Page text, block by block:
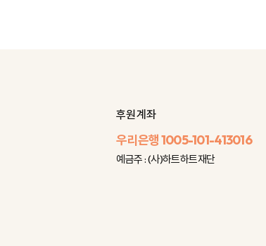
후원 계좌
우리은행1005-101-413016
예금주 : (사)하트하트재단